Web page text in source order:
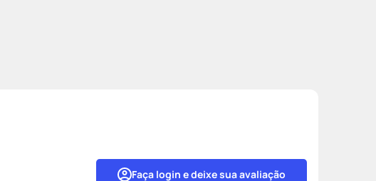
Faça login e deixe sua avaliação